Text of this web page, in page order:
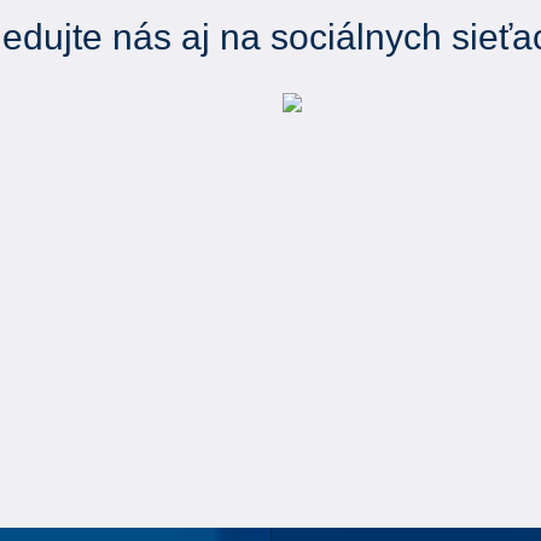
nás aj na sociálnych